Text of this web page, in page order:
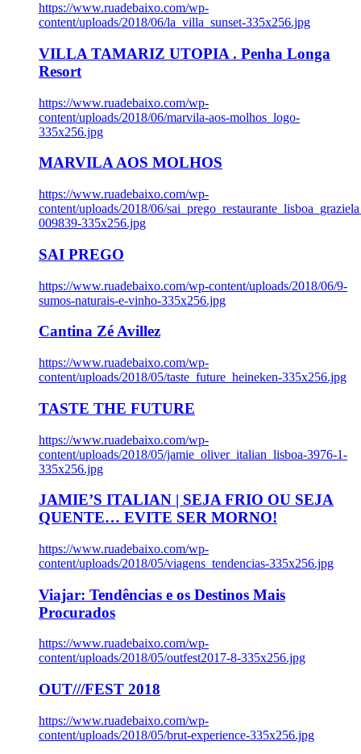
https://www.ruadebaixo.com/wp-
content/uploads/2018/06/la_villa_sunset-335x256.jpg
VILLA TAMARIZ UTOPIA . Penha Longa
Resort
https://www.ruadebaixo.com/wp-
content/uploads/2018/06/marvila-aos-molhos_logo-
335x256.jpg
MARVILA AOS MOLHOS
https://www.ruadebaixo.com/wp-
content/uploads/2018/06/
009839-335x256.jpg
SAI PREGO
https://www.ruadebaixo.com/wp-content/uploads/2018/06/9-
sumos-naturais-e-vinho-335x256.jpg
Cantina Zé Avillez
https://www.ruadebaixo.com/wp-
content/uploads/2018/05/taste_future_heineken-335x256.jpg
TASTE THE FUTURE
https://www.ruadebaixo.com/wp-
content/uploads/2018/05/jamie_oliver_italian_lisboa-3976-1-
335x256.jpg
JAMIE’S ITALIAN | SEJA FRIO OU SEJA
QUENTE… EVITE SER MORNO!
https://www.ruadebaixo.com/wp-
content/uploads/2018/05/viagens_tendencias-335x256.jpg
Viajar: Tendências e os Destinos Mais
Procurados
https://www.ruadebaixo.com/wp-
content/uploads/2018/05/outfest2017-8-335x256.jpg
OUT///FEST 2018
https://www.ruadebaixo.com/wp-
content/uploads/2018/05/brut-experience-335x256.jpg